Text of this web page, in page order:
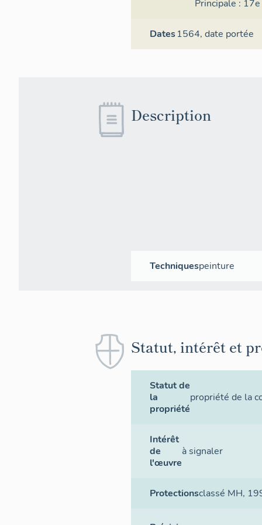
Principale :
Dates1564,date portée
Description
Techniquespeinture
Statut, intérêt et
Statut de
la
propriété
propriété de la
Intérêt
de
l'œuvre
à signaler
Protectionsclassé MH,